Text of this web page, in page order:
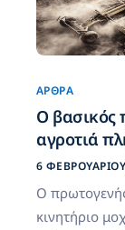
ΆΡΘΡΑ
Ο βασικός
αγροτιά
6
Ο
κινητήριο